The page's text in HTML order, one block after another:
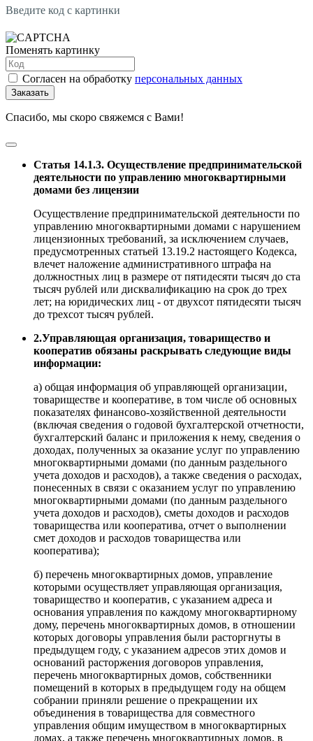
Введите код с картинки
Поменять картинку
Согласен на обработку персональных данных
Заказать
Спасибо, мы скоро свяжемся с Вами!
Статья 14.1.3. Осуществление предпринимательской
деятельности по управлению многоквартирными
домами без лицензии
Осуществление предпринимательской деятельности по
управлению многоквартирными домами с нарушением
лицензионных требований, за исключением случаев,
предусмотренных статьей 13.19.2 настоящего Кодекса,
влечет наложение административного штрафа на
должностных лиц в размере от пятидесяти тысяч до ста
тысяч рублей или дисквалификацию на срок до трех
лет; на юридических лиц - от двухсот пятидесяти тысяч
до трехсот тысяч рублей.
2.Управляющая организация, товарищество и
кооператив обязаны раскрывать следующие виды
информации:
а) общая информация об управляющей организации,
товариществе и кооперативе, в том числе об основных
показателях финансово-хозяйственной деятельности
(включая сведения о годовой бухгалтерской отчетности,
бухгалтерский баланс и приложения к нему, сведения о
доходах, полученных за оказание услуг по управлению
многоквартирными домами (по данным раздельного
учета доходов и расходов), а также сведения о расходах,
понесенных в связи с оказанием услуг по управлению
многоквартирными домами (по данным раздельного
учета доходов и расходов), сметы доходов и расходов
товарищества или кооператива, отчет о выполнении
смет доходов и расходов товарищества или
кооператива);
б) перечень многоквартирных домов, управление
которыми осуществляет управляющая организация,
товарищество и кооператив, с указанием адреса и
основания управления по каждому многоквартирному
дому, перечень многоквартирных домов, в отношении
которых договоры управления были расторгнуты в
предыдущем году, с указанием адресов этих домов и
оснований расторжения договоров управления,
перечень многоквартирных домов, собственники
помещений в которых в предыдущем году на общем
собрании приняли решение о прекращении их
объединения в товарищества для совместного
управления общим имуществом в многоквартирных
домах, а также перечень многоквартирных домов, в